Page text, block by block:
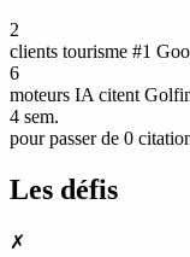
2
clients tourisme #1
6
moteurs IA citent
4 sem.
pour passer de 0
Les défis
✗